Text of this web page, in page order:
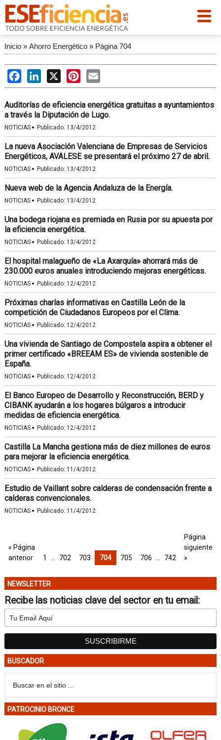
Inicio» Ahorro Energético» Página 704
FacebookLinkedIn
X PinterestEmail
Auditorías de eficiencia energética gratuitas a ayuntamientos
a través la Diputación de Lugo.
NOTICIAS · Publicado: 13/4/2012
La nueva Asociación Valenciana de Empresas de Servicios
Energéticos, AVALESE se presentará el próximo 27 de abril.
NOTICIAS · Publicado: 13/4/2012
Nueva web de la Agencia Andaluza de la Energía.
NOTICIAS · Publicado: 13/4/2012
Una bodega riojana es premiada en Rusia por su apuesta por
la eficiencia energética.
NOTICIAS · Publicado: 13/4/2012
El hospital malagueño de «La Axarquía» ahorrará más de
230.000 euros anuales introduciendo mejoras energéticas.
NOTICIAS · Publicado: 12/4/2012
Próximas charlas informativas en Castilla León de la
competición de Ciudadanos Europeos por el Clima.
NOTICIAS · Publicado: 12/4/2012
Una vivienda de Santiago de Compostela aspira a obtener el
primer certificado «BREEAM ES» de vivienda sostenible de
España.
NOTICIAS · Publicado: 12/4/2012
El Banco Europeo de Desarrollo y Reconstrucción, BERD y
CIBANK ayudarán a los hogares búlgaros a introducir
medidas de eficiencia energética.
NOTICIAS · Publicado: 12/4/2012
Castilla La Mancha gestiona más de diez millones de euros
para mejorar la eficiencia energética.
NOTICIAS · Publicado: 11/4/2012
Estudio de Vaillant sobre calderas de condensación frente a
calderas convencionales.
NOTICIAS · Publicado: 11/4/2012
« Página
anterior
1 702 703 704 705 706 742
Página
siguiente
»
NEWSLETTER
Recibe las noticias clave del sector en tu email:
BUSCADOR
PATROCINIO BRONCE